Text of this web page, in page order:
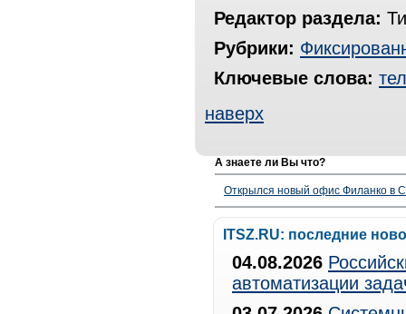
Редактор раздела:
Рубрики:
Ключевые слова:
наверх
А знаете ли Вы что?
Открылся новый офис Филанко в
ITSZ.RU: последние
04.08.2026
автоматизации